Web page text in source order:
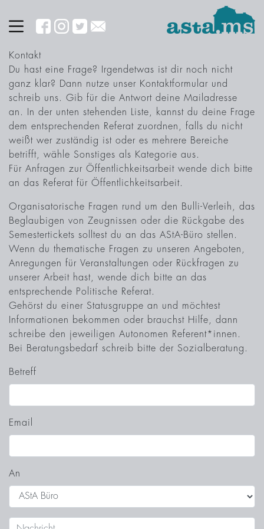
Kontakt
Du hast eine Frage? Irgendetwas ist dir noch nicht
ganz klar? Dann nutze unser Kontaktformular und
schreib uns. Gib für die Antwort deine Mailadresse
an. In der unten stehenden Liste, kannst du deine Frage
dem entsprechenden Referat zuordnen, falls du nicht
weißt wer zuständig ist oder es mehrere Bereiche
betrifft, wähle Sonstiges als Kategorie aus.
Für Anfragen zur Öffentlichkeitsarbeit wende dich bitte
an das Referat für Öffentlichkeitsarbeit.
Organisatorische Fragen rund um den Bulli-Verleih, das
Beglaubigen von Zeugnissen oder die Rückgabe des
Semestertickets solltest du an das AStA-Büro stellen.
Wenn du thematische Fragen zu unseren Angeboten,
Anregungen für Veranstaltungen oder Rückfragen zu
unserer Arbeit hast, wende dich bitte an das
entsprechende Politische Referat.
Gehörst du einer Statusgruppe an und möchtest
Informationen bekommen oder brauchst Hilfe, dann
schreibe den jeweiligen Autonomen Referent*innen.
Bei Beratungsbedarf schreib bitte der Sozialberatung.
Betreff
Email
An